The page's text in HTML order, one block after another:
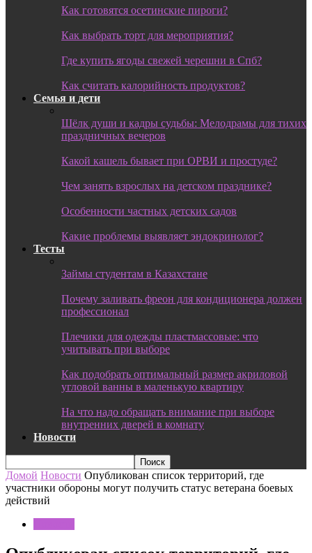
Как готовятся осетинские пироги?
Как выбрать торт для мероприятия?
Где купить ягоды свежей черешни в Спб?
Как считать калорийность продуктов?
Семья и дети
Шёлк души и кадры судьбы: Мелодрамы для тихих
праздничных вечеров
Какой кашель бывает при ОРВИ и простуде?
Чем занять взрослых на детском празднике?
Особенности частных детских садов
Какие проблемы выявляет эндокринолог?
Тесты
Займы студентам в Казахстане
Почему заливать фреон для кондиционера должен
профессионал
Плечики для одежды пластмассовые: что
учитывать при выборе
Как подобрать оптимальный размер акриловой
угловой ванны в маленькую квартиру
На что надо обращать внимание при выборе
внутренних дверей в комнату
Новости
Домой Новости Опубликован список территорий, где
участники обороны могут получить статус ветерана боевых
действий